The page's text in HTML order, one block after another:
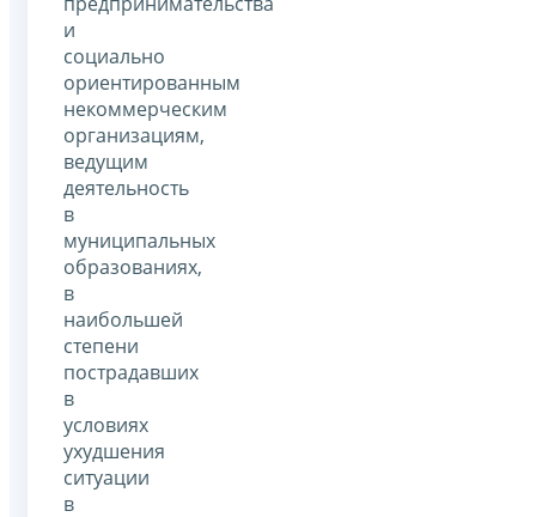
и
социально
ориентированным
некоммерческим
организациям,
ведущим
деятельность
в
муниципальных
образованиях,
в
наибольшей
степени
пострадавших
в
условиях
ухудшения
ситуации
в